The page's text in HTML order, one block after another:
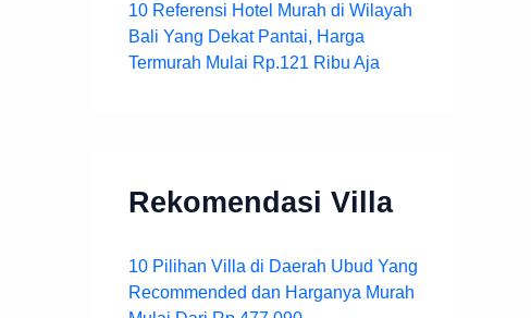
10 Referensi Hotel Murah di Wilayah
Bali Yang Dekat Pantai, Harga
Termurah Mulai Rp.121 Ribu Aja
Rekomendasi Villa
10 Pilihan Villa di Daerah Ubud Yang
Recommended dan Harganya Murah